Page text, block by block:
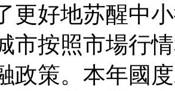
更好地苏醒中
市按照市場行
政策。本年國